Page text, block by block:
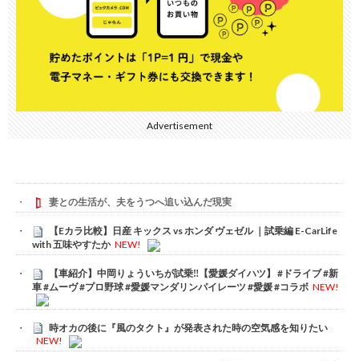
Advertisement
妻との生活が、夫をうつへ追い込んだ現実
【Eカラ比較】日産 キックス vs ホンダ ヴェゼル ｜試乗編 E-CarLife
with 五味やすたか NEW!
【車紹介】中岡りょういちが試乗‼️【愛媛ダイハツ】 #ドライブ #新
車 #ムーヴ #プロ野球 #愛媛マンダリンパイレーツ #愛媛 #コラボ NEW!
時オカの後に『風のタクト』が発表された時の空気感を知りたい
NEW!